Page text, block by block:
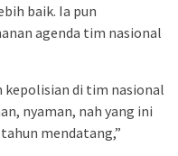
baik. Ia pun
agenda tim nasional
kepolisian di tim nasional
nyaman, nah yang ini
mendatang,”